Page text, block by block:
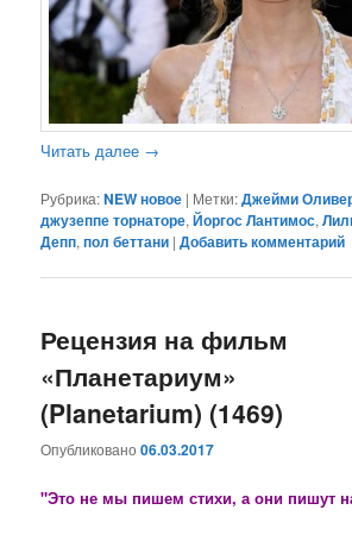
Читать далее →
Рубрика:NEW новое | Метки:Джейми
джузеппе торнаторе,Йоргос Лантимос,
Депп,пол беттани |Добавить комментарий
Рецензия на фильм
«Планетариум»
(Planetarium) (1469)
Опубликовано06.03.2017
"Это не мы пишем стихи, а они пишут